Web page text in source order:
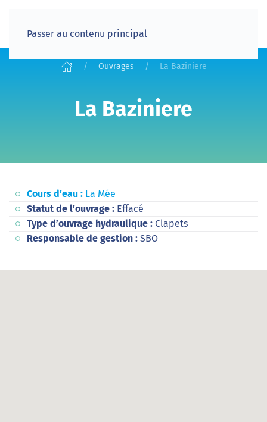
Passer au contenu principal
Ouvrages La Baziniere
La Baziniere
Cours d’eau : La Mée
Statut de l’ouvrage : Effacé
Type d’ouvrage hydraulique : Clapets
Responsable de gestion : SBO